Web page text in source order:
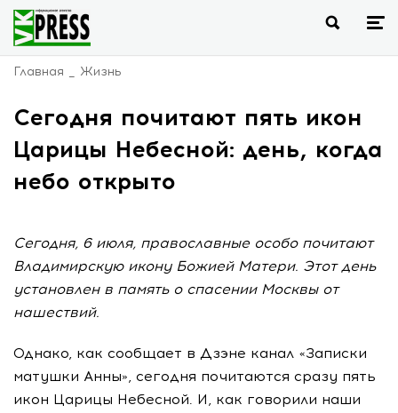
Главная Жизнь
Сегодня почитают пять икон
Царицы Небесной: день, когда
небо открыто
Сегодня, 6 июля, православные особо почитают
Владимирскую икону Божией Матери. Этот день
установлен в память о спасении Москвы от
нашествий.
Однако, как сообщает в Дзэне канал «Записки
матушки Анны», сегодня почитаются сразу пять
икон Царицы Небесной. И, как говорили наши